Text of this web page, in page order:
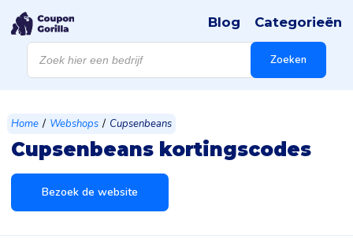
Producten
zoeken Zoeken
Blog Categorieën
Home / Webshops / Cupsenbeans
Cupsenbeans kortingscodes
Bezoek de website